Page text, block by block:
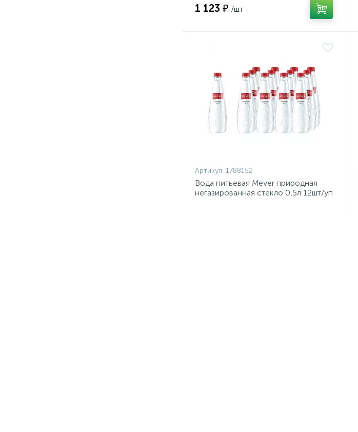
1 123 ₽ /шт
Артикул: 1788152
Вода питьевая Mever природная
негазированная стекло 0,5л 12шт/уп